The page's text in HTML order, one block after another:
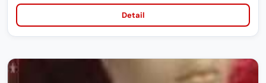
Detail